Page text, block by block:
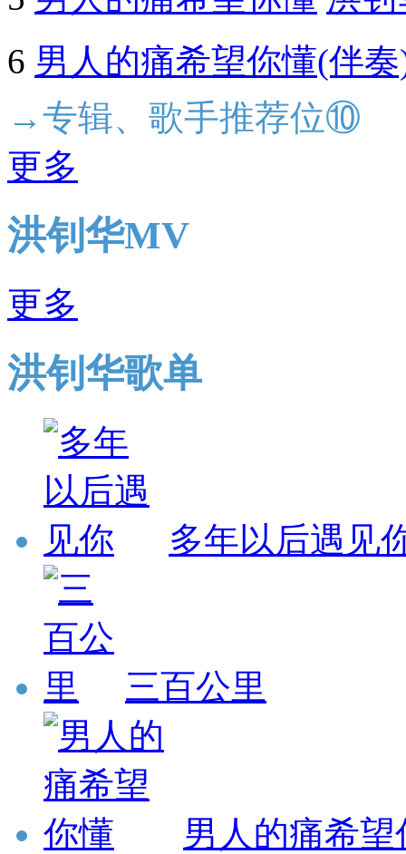
6 男人的痛希望你懂(伴
→专辑、歌手推荐位⑩
更多
洪钊华MV
更多
洪钊华歌单
多年以后遇见
三百公里
男人的痛希望